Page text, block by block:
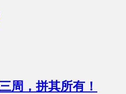
周，拼其所有！